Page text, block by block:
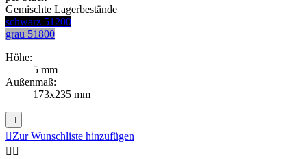
Gemischte Lagerbestände
schwarz 51200
grau 51800
Höhe:
5 mm
Außenmaß:
173x235 mm

Zur Wunschliste hinzufügen
 